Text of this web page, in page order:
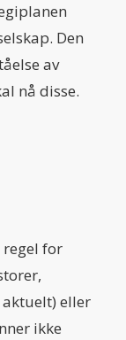
Den
av
nå disse.
for
aktuelt) eller
ikke